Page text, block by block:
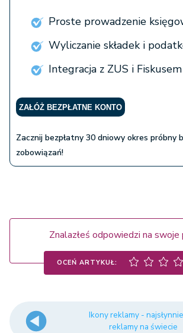
Proste prowadzenie
Wyliczanie składek i
Integracja z ZUS i Fiskusem
ZAŁÓŻ BEZPŁATNE KONTO
Zacznij bezpłatny 30 dniowy okres próbny
zobowiązań!
Znalazłeś odpowiedzi na swoje
OCEŃ ARTYKUŁ:
Ikony reklamy -
reklamy na świecie